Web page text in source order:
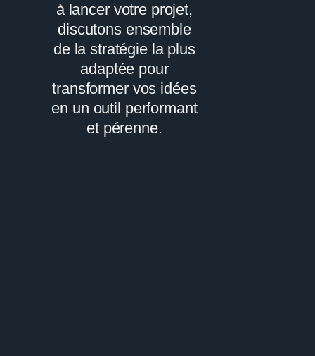
à lancer votre projet,
discutons ensemble
de la stratégie la plus
adaptée pour
transformer vos idées
en un outil performant
et pérenne.